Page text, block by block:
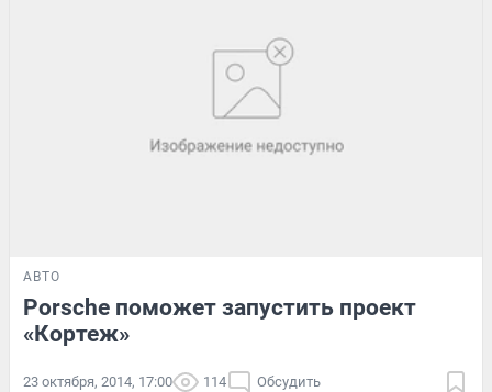
АВТО
Porsche поможет запустить проект
«Кортеж»
23 октября, 2014, 17:00 114 Обсудить